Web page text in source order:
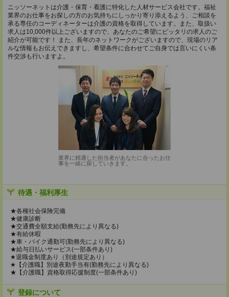
ニッソーネットは介護・保育・看護に特化した人材サービス会社です。福祉
業界のお仕事をお探しの方のお気持ちにしっかり寄り添えるよう、ご相談を
承る専任のコーディネーターは介護の資格を取得しています。また、取扱い
求人は10,000件以上ございますので、あなたのご希望にピッタリの求人のご
紹介が可能です！ また、長年のネットワークがございますので、現場のリア
ルな情報もお伝えできますし、希望条件に合わせてご自身では言いにくい条
件交渉も行いますよ。
業界に精通した担当者があなたに合ったお仕
事を一緒に探していきます。
待遇・福利厚生
★各種社会保険完備
★健康診断
★交通費全額支給(勤務先により異なる)
★有給休暇
★車・バイク通勤可(勤務先により異なる)
★給与日払いサービス(一部条件あり)
★退職金制度あり（別途規定あり）
★【介護職】別途夜勤手当有(勤務先により異なる)
★【介護職】資格取得応援制度(一部条件あり)
登録について